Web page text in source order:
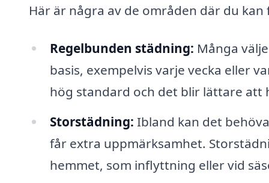
Här är några av de områden där du kan
Regelbunden städning: Många
basis, exempelvis varje vecka eller
hög standard och det blir lättare att
Storstädning: Ibland kan det
får extra uppmärksamhet.
hemmet, som inflyttning eller vid